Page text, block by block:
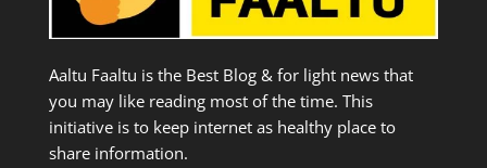
Aaltu Faaltu is the Best Blog & for light news that
you may like reading most of the time. This
initiative is to keep internet as healthy place to
share information.